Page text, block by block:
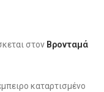
στον Βρονταμά
καταρτισμένο